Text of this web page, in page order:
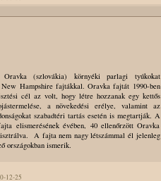
(szlovákia) környéki parlagi tyúkokat
Hampshire fajtákkal. Oravka fajtát 1990-ben
cél az volt, hogy létre hozzanak egy kettős
a növekedési erélye, valamint az
szabadtéri tartás esetén is megtartják. A
elismerésének évében, 40 ellenőrzött Oravka
A fajta nem nagy létszámmal él jelenleg
országokban ismerik.
12-25